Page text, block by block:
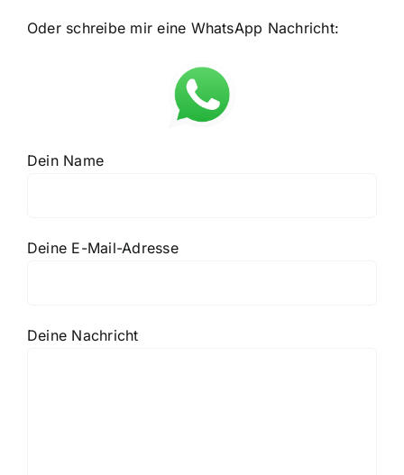
Oder schreibe mir eine WhatsApp Nachricht:
Dein Name
Deine E-Mail-Adresse
Deine Nachricht